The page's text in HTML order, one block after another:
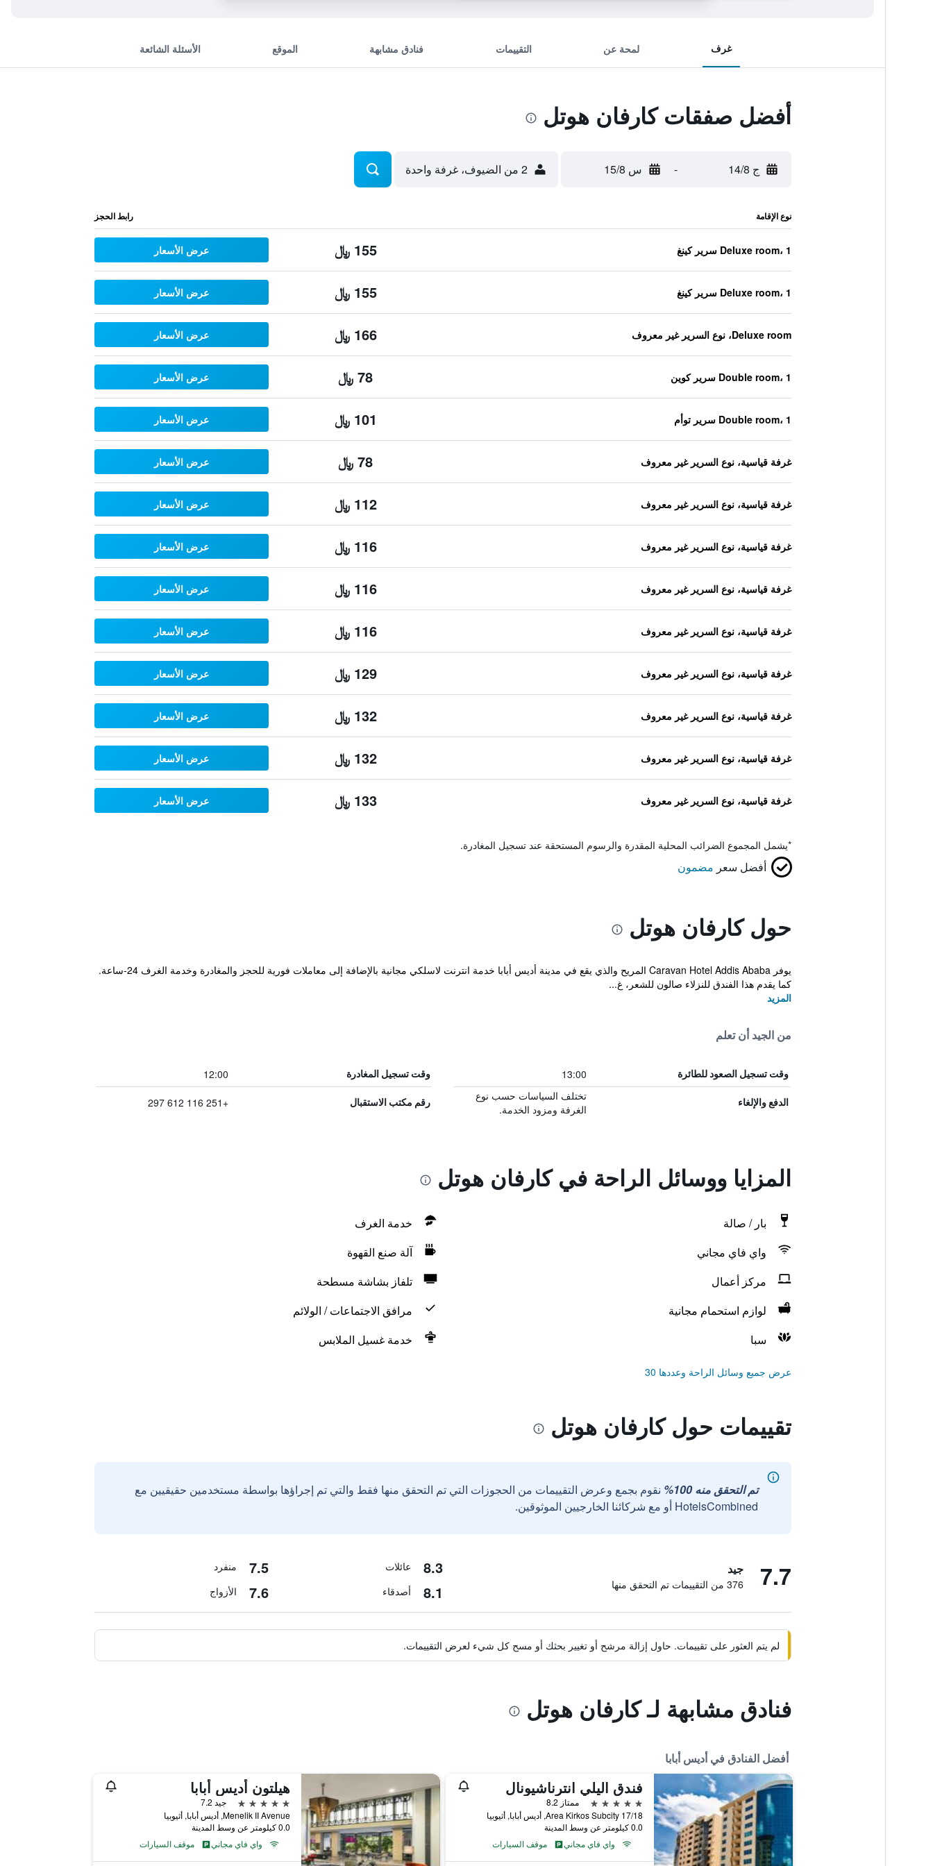
غرف لمحة عن التقييمات فنادق مشابهة الموقع الأسئلة الشائعة
أفضل صفقات كارفان هوتل
ج 14/8 - س 15/8 2 من الضيوف، غرفة واحدة
نوع الإقامة رابط الحجز
Deluxe room، 1 سرير كينغ 155 ﷼ عرض الأسعار
Deluxe room، 1 سرير كينغ 155 ﷼ عرض الأسعار
Deluxe room، نوع السرير غير معروف 166 ﷼ عرض الأسعار
Double room، 1 سرير كوين 78 ﷼ عرض الأسعار
Double room، 1 سرير توأم 101 ﷼ عرض الأسعار
غرفة قياسية، نوع السرير غير معروف 78 ﷼ عرض الأسعار
غرفة قياسية، نوع السرير غير معروف 112 ﷼ عرض الأسعار
غرفة قياسية، نوع السرير غير معروف 116 ﷼ عرض الأسعار
غرفة قياسية، نوع السرير غير معروف 116 ﷼ عرض الأسعار
غرفة قياسية، نوع السرير غير معروف 116 ﷼ عرض الأسعار
غرفة قياسية، نوع السرير غير معروف 129 ﷼ عرض الأسعار
غرفة قياسية، نوع السرير غير معروف 132 ﷼ عرض الأسعار
غرفة قياسية، نوع السرير غير معروف 132 ﷼ عرض الأسعار
غرفة قياسية، نوع السرير غير معروف 133 ﷼ عرض الأسعار
*يشمل المجموع الضرائب المحلية المقدرة والرسوم المستحقة عند تسجيل المغادرة.
أفضل سعر مضمون
حول كارفان هوتل
يوفر Caravan Hotel Addis Ababa المريح والذي يقع في مدينة أديس أبابا خدمة انترنت لاسلكي مجانية بالإضافة إلى معاملات فورية للحجز والمغادرة وخدمة الغرف 24-ساعة.
كما يقدم هذا الفندق للنزلاء صالون للشعر، غ...
المزيد
من الجيد أن تعلم
وقت تسجيل الصعود للطائرة 13:00 وقت تسجيل المغادرة 12:00
الدفع والإلغاء
تختلف السياسات حسب نوع
الغرفة ومزود الخدمة.
رقم مكتب الاستقبال +251 116 612 297
المزايا ووسائل الراحة في كارفان هوتل
بار / صالة
خدمة الغرف
واي فاي مجاني
آلة صنع القهوة
مركز أعمال
تلفاز بشاشة مسطحة
لوازم استحمام مجانية
مرافق الاجتماعات / الولائم
سبا
خدمة غسيل الملابس
عرض جميع وسائل الراحة وعددها 30
تقييمات حول كارفان هوتل
تم التحقق منه 100%
نقوم بجمع وعرض التقييمات من الحجوزات التي تم التحقق منها فقط والتي تم إجراؤها بواسطة مستخدمين حقيقيين مع
HotelsCombined أو مع شركائنا الخارجيين الموثوقين.
7.7 جيد
376 من التقييمات تم التحقق منها
8.3 عائلات 7.5 منفرد
8.1 أصدقاء 7.6 الأزواج
لم يتم العثور على تقييمات. حاول إزالة مرشح أو تغيير بحثك أو مسح كل شيء لعرض التقييمات.
فنادق مشابهة لـ كارفان هوتل
أفضل الفنادق في أديس أبابا
فندق اليلي انترناشيونال
5 نجوم
ممتاز 8.2
Area Kirkos Subcity 17/18, أديس أبابا, أثيوبيا
0.0 كيلومتر عن وسط المدينة
واي فاي مجاني
موقف السيارات
هيلتون أديس أبابا
5 نجوم
جيد 7.2
Menelik II Avenue, أديس أبابا, أثيوبيا
0.0 كيلومتر عن وسط المدينة
واي فاي مجاني
موقف السيارات